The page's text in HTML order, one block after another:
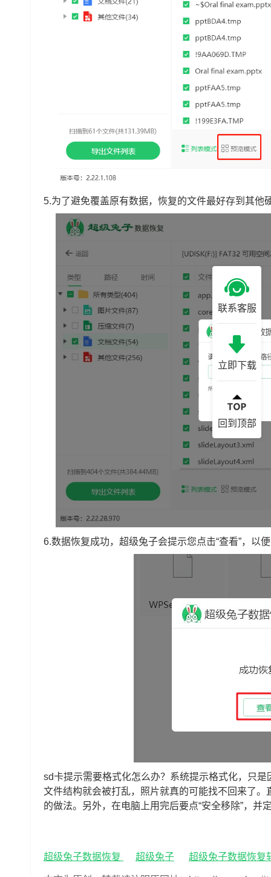
5.为了避免覆盖原有数据，恢复的文件最好存到其他
6.数据恢复成功，超级兔子会提示您点击“查看”，以
sd卡提示需要格式化怎么办？系统提示格式化，只
文件结构就会被打乱，照片就真的可能找不回来了
的做法。另外，在电脑上用完后要点“安全移除”，并
超级兔子数据恢复 超级兔子 超级兔子数据恢复
联系客服
立即下载
回到顶部